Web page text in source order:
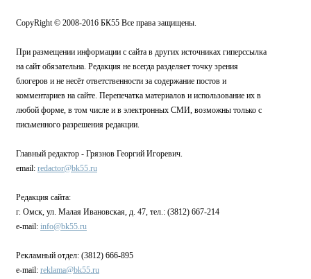
CopyRight © 2008-2016 БК55 Все права защищены.
При размещении информации с сайта в других источниках гиперссылка
на сайт обязательна. Редакция не всегда разделяет точку зрения
блогеров и не несёт ответственности за содержание постов и
комментариев на сайте. Перепечатка материалов и использование их в
любой форме, в том числе и в электронных СМИ, возможны только с
письменного разрешения редакции.
Главный редактор - Грязнов Георгий Игоревич.
email: redactor@bk55.ru
Редакция сайта:
г. Омск, ул. Малая Ивановская, д. 47, тел.: (3812) 667-214
e-mail: info@bk55.ru
Рекламный отдел: (3812) 666-895
e-mail: reklama@bk55.ru